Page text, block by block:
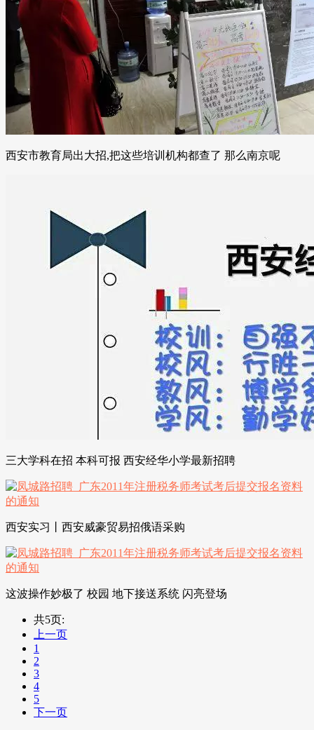
西安市教育局出大招,把这些培训机构都查了 那么南京呢
三大学科在招 本科可报 西安经华小学最新招聘
西安实习丨西安威豪贸易招俄语采购
这波操作妙极了 校园 地下接送系统 闪亮登场
共5页:
上一页
1
2
3
4
5
下一页